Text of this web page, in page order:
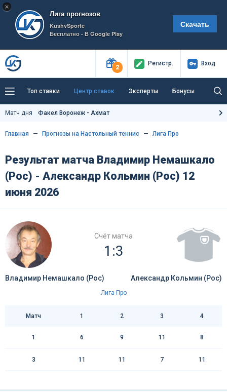
×
Лига прогнозов
KushvSporte
Бесплатно - В Google Play
Скачать
2
Регистр. Вход
Топ ставки Центр ставок Эксперты Бонусы
Тренды Букмекеры
Как тут заработать?
Матч дня Факел Воронеж - Ахмат
Главная Прогнозы на Настольный теннис Лига Про
Результат матча Владимир Немашкало
(Рос) - Александр Кольмин (Рос) 12
июня 2026
Счёт матча
1:3
Владимир Немашкало (Рос) Александр Кольмин (Рос)
Лига Про
Матч 1 2 3 4
1 6 9 11 8
3 11 11 7 11